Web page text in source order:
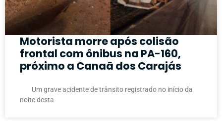
Motorista morre após colisão
frontal com ônibus na PA-160,
próximo a Canaã dos Carajás
Um grave acidente de trânsito registrado no início da
noite desta